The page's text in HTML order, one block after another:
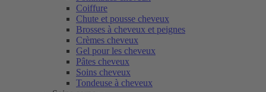
Coiffure
Chute et pousse cheveux
Brosses à cheveux et peignes
Crèmes cheveux
Gel pour les cheveux
Pâtes cheveux
Soins cheveux
Tondeuse à cheveux